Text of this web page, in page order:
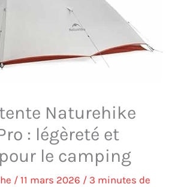
Naturehike
: légèreté et
le camping
/ 11 mars 2026 / 3 minutes de